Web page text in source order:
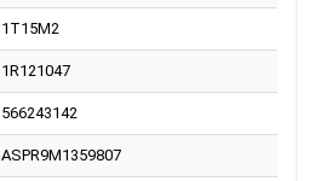
1T15M2
1R121047
566243142
ASPR9M1359807